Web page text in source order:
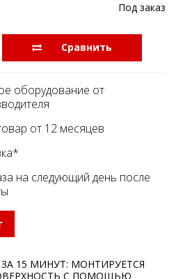
Под заказ
  Сравнить
оборудование от
от 12 месяцев
на следующий день после
15 МИНУТ: МОНТИРУЕТСЯ
С ПОМОЩЬЮ